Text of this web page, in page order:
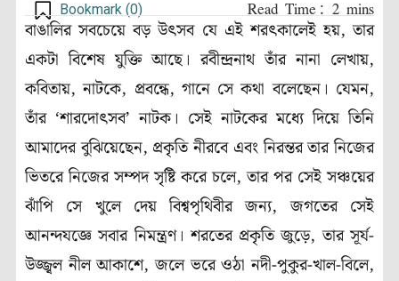
Bookmark (0)
বাঙালির সবচেয়ে বড় উৎসব যে এই শরৎকালেই হয়, তার
একটা বিশেষ যুক্তি আছে। রবীন্দ্রনাথ তাঁর নানা লেখায়,
কবিতায়, নাটকে, প্রবন্ধে, গানে সে কথা বলেছেন। যেমন,
তাঁর ‘শারদোৎসব’ নাটক। সেই নাটকের মধ্যে দিয়ে তিনি
আমাদের বুঝিয়েছেন, প্রকৃতি নীরবে এবং নিরন্তর তার নিজের
ভিতরে নিজের সম্পদ সৃষ্টি করে চলে, তার পর সেই সঞ্চয়ের
ঝাঁপি সে খুলে দেয় বিশ্বপৃথিবীর জন্য, জগতের সেই
আনন্দযজ্ঞে সবার নিমন্ত্রণ। শরতের প্রকৃতি জুড়ে, তার সূর্য-
উজ্জ্বল নীল আকাশে, জলে ভরে ওঠা নদী-পুকুর-খাল-বিলে,